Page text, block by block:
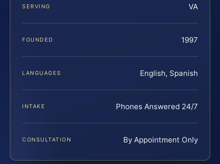
SERVING VA
FOUNDED 1997
LANGUAGES English, Spanish
INTAKE Phones Answered 24/7
CONSULTATION By Appointment Only